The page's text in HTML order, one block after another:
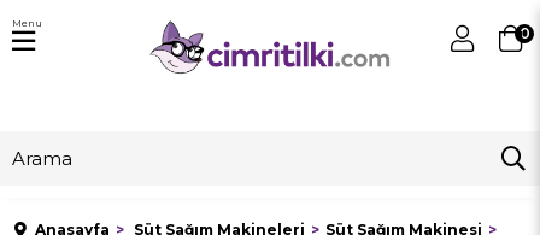
0
Menu
Anasayfa Süt Sağım Makineleri Süt Sağım Makinesi